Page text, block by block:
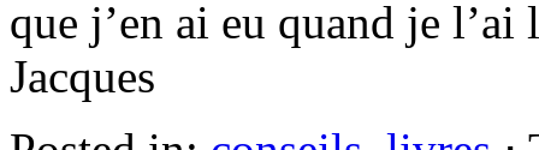
que j’en ai eu quand je
Jacques